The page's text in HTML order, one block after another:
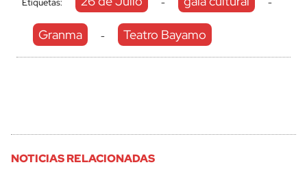
Etiquetas: - -
Granma - Teatro Bayamo
NOTICIAS RELACIONADAS